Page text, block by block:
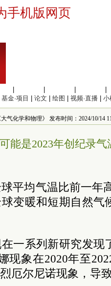
手机版网页
基金·项目 论文 绘图 视频·直播 小
气化学和物理》 发布时间：2024/10/14
能是2023年创纪录
平均气温比前一年
变暖和短期自然气
一系列新研究发现
现象在2020年至
厄尔尼诺现象，导